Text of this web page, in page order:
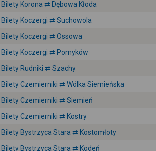
Bilety Korona ⇄ Dębowa Kłoda
Bilety Koczergi ⇄ Suchowola
Bilety Koczergi ⇄ Ossowa
Bilety Koczergi ⇄ Pomyków
Bilety Rudniki ⇄ Szachy
Bilety Czemierniki ⇄ Wólka Siemieńska
Bilety Czemierniki ⇄ Siemień
Bilety Czemierniki ⇄ Kostry
Bilety Bystrzyca Stara ⇄ Kostomłoty
Bilety Bystrzyca Stara ⇄ Kodeń